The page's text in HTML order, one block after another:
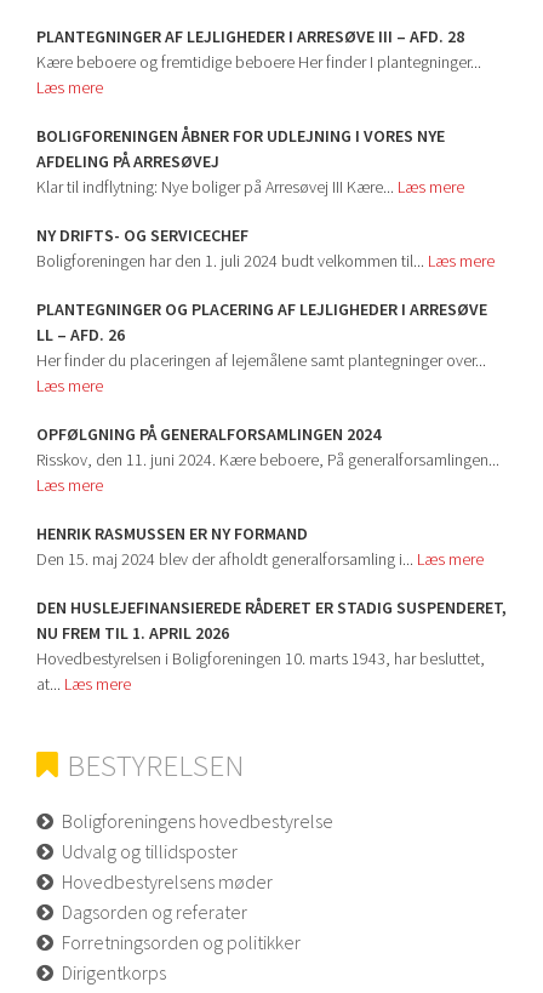
PLANTEGNINGER AF LEJLIGHEDER I ARRESØVE III – AFD. 28
Kære beboere og fremtidige beboere Her finder I plantegninger...
Læs mere
BOLIGFORENINGEN ÅBNER FOR UDLEJNING I VORES NYE
AFDELING PÅ ARRESØVEJ
Klar til indflytning: Nye boliger på Arresøvej III Kære... Læs mere
NY DRIFTS- OG SERVICECHEF
Boligforeningen har den 1. juli 2024 budt velkommen til... Læs mere
PLANTEGNINGER OG PLACERING AF LEJLIGHEDER I ARRESØVE
LL – AFD. 26
Her finder du placeringen af lejemålene samt plantegninger over...
Læs mere
OPFØLGNING PÅ GENERALFORSAMLINGEN 2024
Risskov, den 11. juni 2024. Kære beboere, På generalforsamlingen...
Læs mere
HENRIK RASMUSSEN ER NY FORMAND
Den 15. maj 2024 blev der afholdt generalforsamling i... Læs mere
DEN HUSLEJEFINANSIEREDE RÅDERET ER STADIG SUSPENDERET,
NU FREM TIL 1. APRIL 2026
Hovedbestyrelsen i Boligforeningen 10. marts 1943, har besluttet,
at... Læs mere
BESTYRELSEN
Boligforeningens hovedbestyrelse
Udvalg og tillidsposter
Hovedbestyrelsens møder
Dagsorden og referater
Forretningsorden og politikker
Dirigentkorps